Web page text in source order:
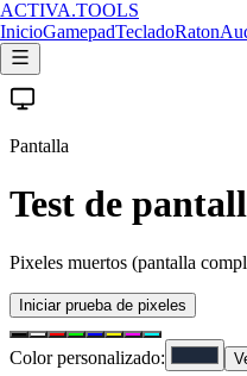
ACTIVA.TOOLS
InicioGamepadTecladoRaton
Pantalla
Test de
Pixeles muertos (pantalla
Iniciar prueba de pixeles
Color personalizado: